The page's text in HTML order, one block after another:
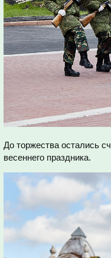
До торжества остались
весеннего праздника.